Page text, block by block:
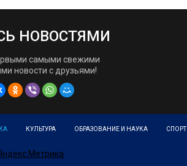
НОВОСТЯМИ
самыми свежими
новости с друзьями!
КУЛЬТУРА ОБРАЗОВАНИЕ И НАУКА СПОРТ